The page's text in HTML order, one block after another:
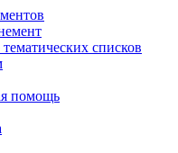
списков
помощь